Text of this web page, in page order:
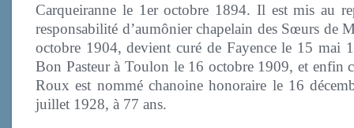
Carqueiranne le 1er octobre 1894. Il est mis au
responsabilité d’aumônier chapelain des Sœurs de
octobre 1904, devient curé de Fayence le 15 mai
Bon Pasteur à Toulon le 16 octobre 1909, et enfin
Roux est nommé chanoine honoraire le 16
juillet 1928, à 77 ans.